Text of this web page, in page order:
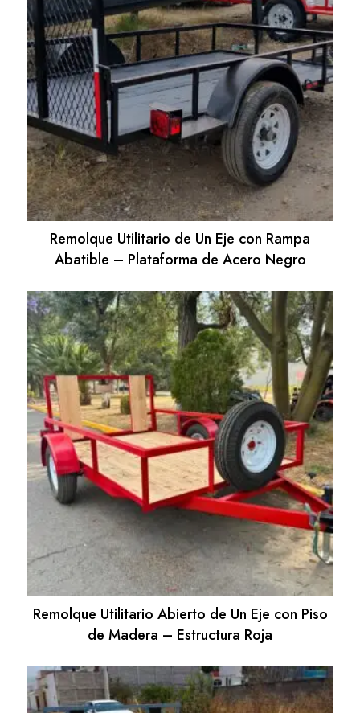
Remolque Utilitario de Un Eje con Rampa
Abatible – Plataforma de Acero Negro
Remolque Utilitario Abierto de Un Eje con Piso
de Madera – Estructura Roja